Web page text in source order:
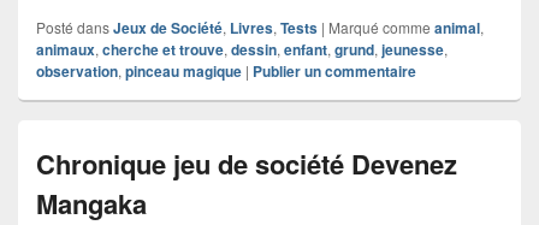
Posté dansJeux de Société, Livres,Tests | Marqué comme animal,
animaux,cherche et trouve,dessin,enfant,grund,jeunesse,
observation,pinceau magique | Publier un commentaire
Chronique jeu de société Devenez
Mangaka